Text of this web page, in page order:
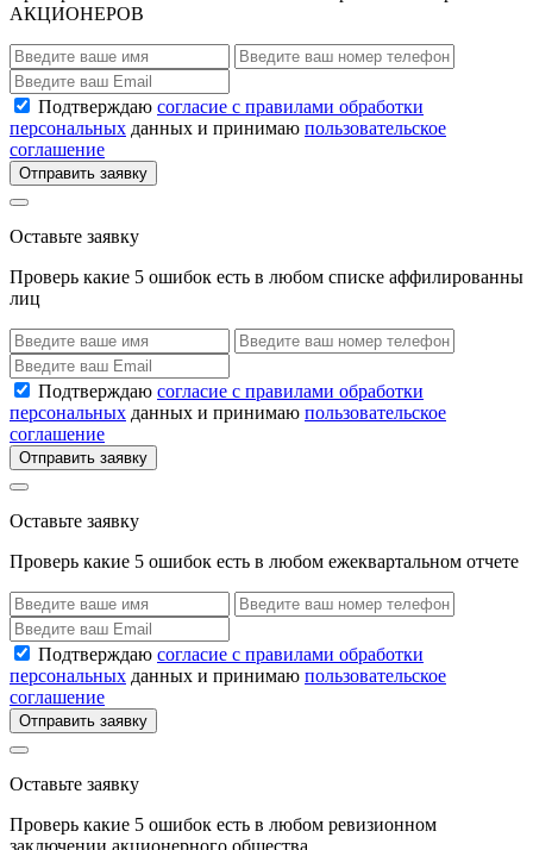
АКЦИОНЕРОВ
Подтверждаю согласие с правилами обработки
персональных данных и принимаю пользовательское
соглашение
Отправить заявку
Оставьте заявку
Проверь какие 5 ошибок есть в любом списке аффилированны
лиц
Подтверждаю согласие с правилами обработки
персональных данных и принимаю пользовательское
соглашение
Отправить заявку
Оставьте заявку
Проверь какие 5 ошибок есть в любом ежеквартальном отчете
Подтверждаю согласие с правилами обработки
персональных данных и принимаю пользовательское
соглашение
Отправить заявку
Оставьте заявку
Проверь какие 5 ошибок есть в любом ревизионном
заключении акционерного общества